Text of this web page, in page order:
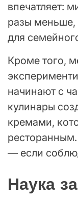
впечатляет:
разы меньше,
для
Кроме того,
начинают с
кулинары
кремами,
ресторанным.
— если
Наука